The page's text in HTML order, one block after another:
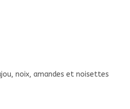
noix, amandes et noisettes